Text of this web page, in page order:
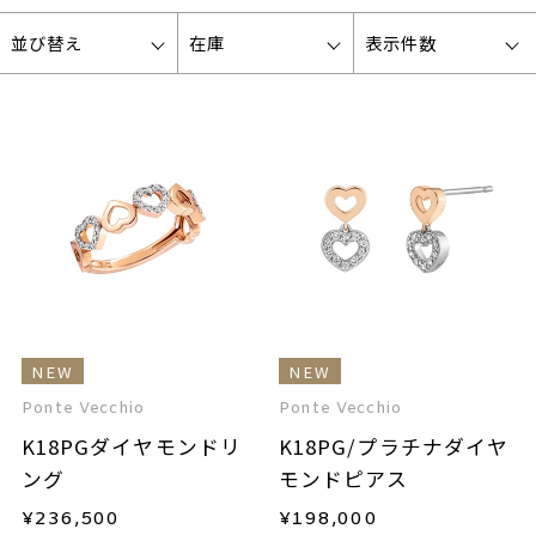
並び替え 在庫 表示件数
NEW
Ponte Vecchio
K18PGダイヤモンドリ
ング
¥236,500
NEW
Ponte Vecchio
K18PG/プラチナダイヤ
モンドピアス
¥198,000